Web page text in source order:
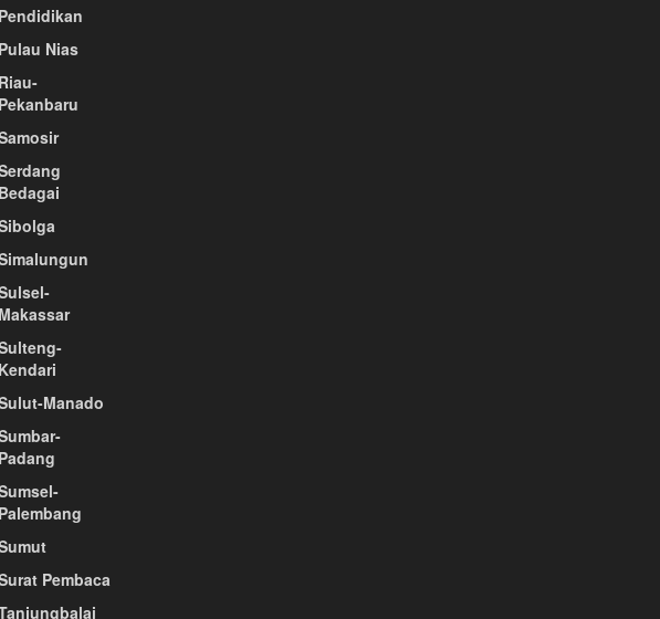
Pendidikan
Pulau Nias
Riau-
Pekanbaru
Bedagai
Makassar
Kendari
Manado
Padang
Palembang
Pembaca